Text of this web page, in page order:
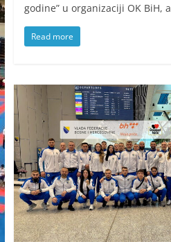
godine” u organizaciji OK BiH, a
Read more